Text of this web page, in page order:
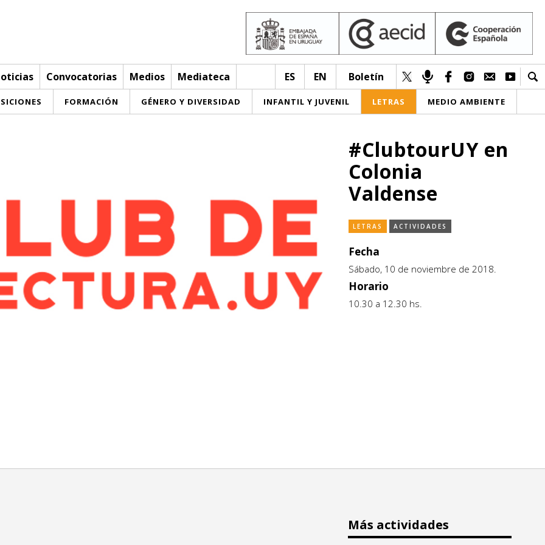
Convocatorias Medios Mediateca ES EN Boletín
FORMACIÓN GÉNERO Y DIVERSIDAD INFANTIL Y JUVENIL LETRAS MEDIO AMBIENTE
#ClubtourUY en
Colonia
Valdense
LETRAS ACTIVIDADES
Fecha
Sábado, 10 de noviembre de 2018.
Horario
10.30 a 12.30 hs.
Más actividades